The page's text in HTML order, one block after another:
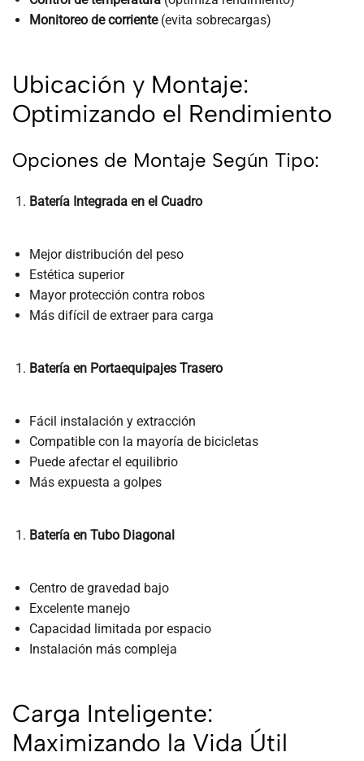
Monitoreo de corriente(evita sobrecargas)
Ubicación y Montaje:
Optimizando el Rendimiento
Opciones de Montaje Según Tipo:
Batería Integrada en el Cuadro
Mejor distribución del peso
Estética superior
Mayor protección contra robos
Más difícil de extraer para carga
Batería en Portaequipajes Trasero
Fácil instalación y extracción
Compatible con la mayoría de bicicletas
Puede afectar el equilibrio
Más expuesta a golpes
Batería en Tubo Diagonal
Centro de gravedad bajo
Excelente manejo
Capacidad limitada por espacio
Instalación más compleja
Carga Inteligente:
Maximizando la Vida Útil